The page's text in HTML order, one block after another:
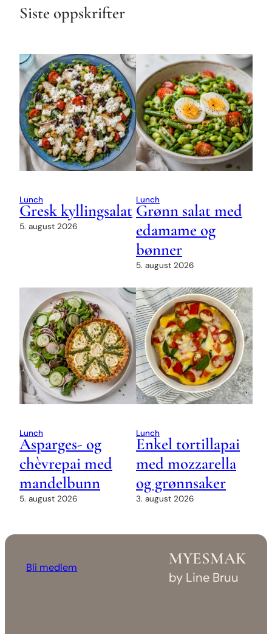
Siste oppskrifter
Lunch
Gresk kyllingsalat
5. august 2026
Lunch
Grønn salat med
edamame og
bønner
5. august 2026
Lunch
Asparges- og
chèvrepai med
mandelbunn
5. august 2026
Lunch
Enkel tortillapai
med mozzarella
og grønnsaker
3. august 2026
Bli medlem MYESMAK
by Line Bruu